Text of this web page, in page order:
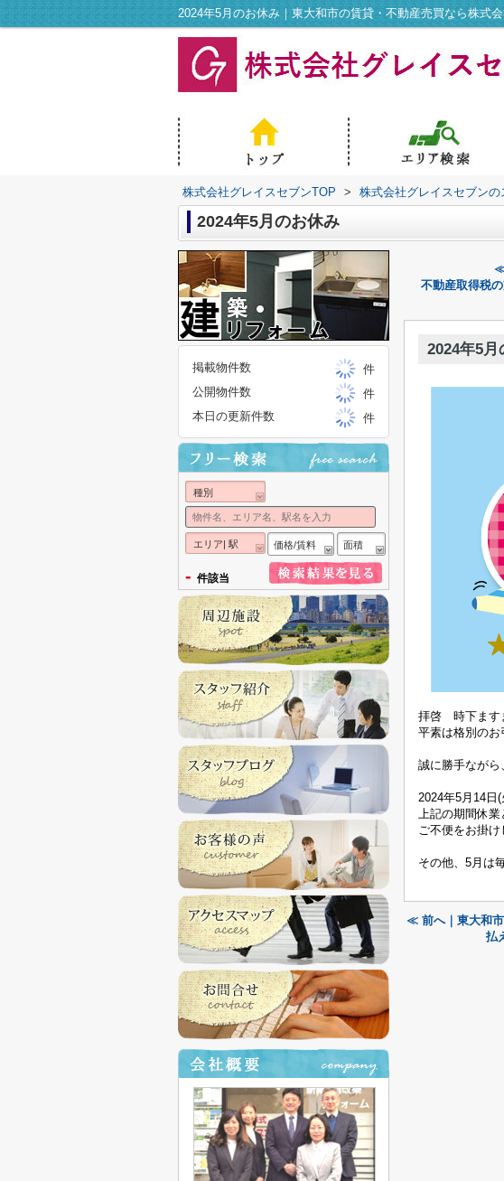
2024年5月のお休み｜東大和市の賃貸・不動産売買なら株式
株式会社グレイスセブンTOP > 株式会社グレイスセブン
2024年5月のお休み
≪
不動産取得税
2024年5月
拝啓 時下ます
平素は格別のお
誠に勝手ながら
2024年5月14日
上記の期間休
ご不便をお掛
その他、5月は
≪ 前へ｜東大和
払
掲載物件数
件
公開物件数
件
本日の更新件数
件
種別
エリア| 駅 価格/賃料 面積
- 件該当